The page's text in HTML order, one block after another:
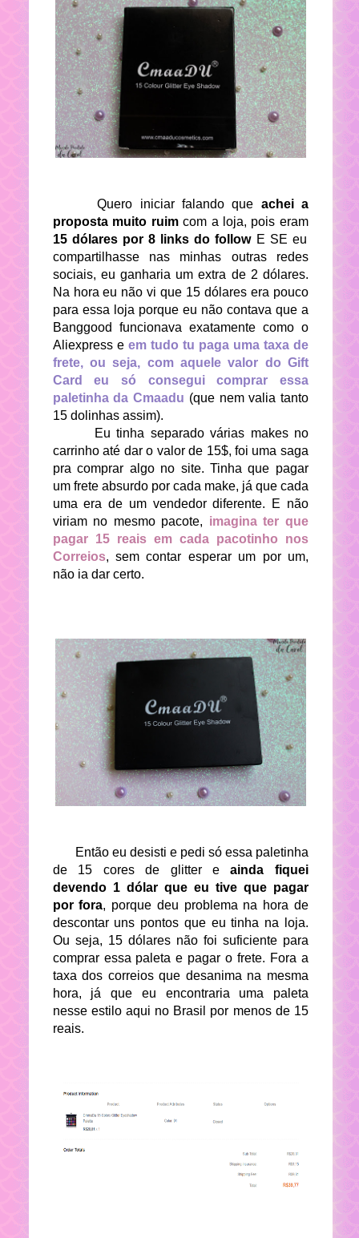
Quero iniciar falando que achei a
proposta muito ruimcom a loja, pois eram
15 dólares por 8 links do followE SE eu
compartilhasse nas minhas outras redes
sociais, eu ganharia um extra de 2 dólares.
Na hora eu não vi que 15 dólares era pouco
para essa loja porque eu não contava que a
Banggood funcionava exatamente como o
Aliexpress eem tudo tu paga uma taxa de
frete, ou seja, com aquele valor do Gift
Card eu só consegui comprar essa
paletinha da Cmaadu (que nem valia tanto
15 dolinhas assim).
Eu tinha separado várias makes no
carrinho até dar o valor de 15$, foi uma saga
pra comprar algo no site. Tinha que pagar
um frete absurdo por cada make, já que cada
uma era de um vendedor diferente. E não
viriam no mesmo pacote, imagina ter que
pagar 15 reais em cada pacotinho nos
Correios, sem contar esperar um por um,
não ia dar certo.
Então eu desisti e pedi só essa paletinha
de 15 cores de glitter e ainda fiquei
devendo 1 dólar que eu tive que pagar
por fora, porque deu problema na hora de
descontar uns pontos que eu tinha na loja.
Ou seja, 15 dólares não foi suficiente para
comprar essa paleta e pagar o frete. Fora a
taxa dos correios que desanima na mesma
hora, já que eu encontraria uma paleta
nesse estilo aqui no Brasil por menos de 15
reais.